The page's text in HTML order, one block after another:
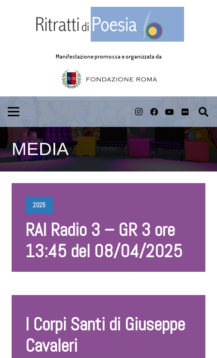
Manifestazione promossa e organizzata da
MEDIA
2025
RAI Radio 3 – GR 3 ore
13:45 del 08/04/2025
I Corpi Santi di Giuseppe
Cavaleri